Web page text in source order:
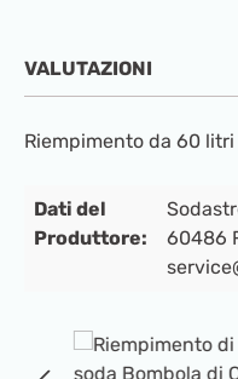
Salta la galleria di
VALUTAZIONI
Riempimento da 60
Dati del
Produttore:
60486